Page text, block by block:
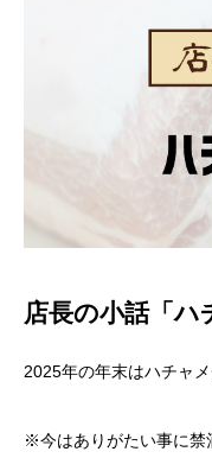
店長の小話「ハ
2025年の年末はハチャ
※今はありがたい事に禁